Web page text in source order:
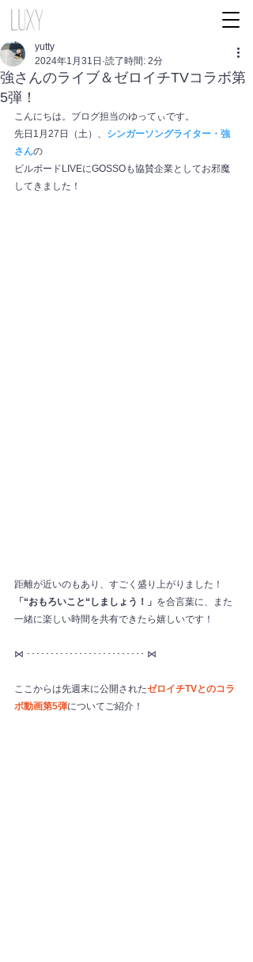
強さんのライブ＆ゼロイチTVコラボ第
5弾！
yutty
2024年1月31日 読了時間: 2分
こんにちは。ブログ担当のゆってぃです。
先日1月27日（土）、 シンガーソングライター・強
さんの
ビルボードLIVEにGOSSOも協賛企業としてお邪魔
してきました！
距離が近いのもあり、すごく盛り上がりました！
「“おもろいこと“しましょう！」 を合言葉に、また
一緒に楽しい時間を共有できたら嬉しいです！
⋈ ･････････････････････････ ⋈
ここからは先週末に公開されたゼロイチTVとのコラ
ボ動画第5弾についてご紹介！